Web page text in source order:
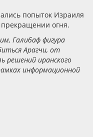
попыток Израиля
огня.
Галибаф фигура
Арагчи, от
решений иранского
информационной